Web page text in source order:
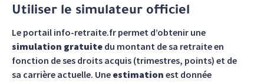
Utiliser le simulateur officiel
Le portail info-retraite.fr permet d’obtenir une
simulation gratuite du montant de sa retraite en
fonction de ses droits acquis (trimestres, points) et de
sa carrière actuelle. Une estimation est donnée